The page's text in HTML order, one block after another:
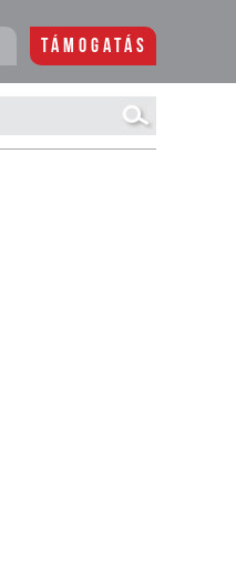
Támogatás